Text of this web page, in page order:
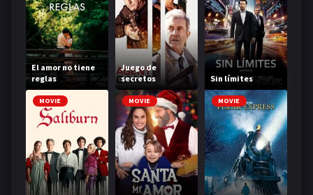
El amor no tiene
reglas
Juego de
secretos
Sin límites
MOVIE MOVIE MOVIE